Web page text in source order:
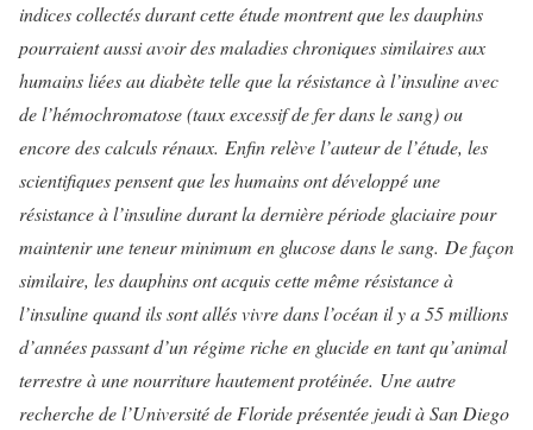
indices collectés durant cette étude montrent que les dauphins
pourraient aussi avoir des maladies chroniques similaires aux
humains liées au diabète telle que la résistance à l’insuline avec
de l’hémochromatose (taux excessif de fer dans le sang) ou
encore des calculs rénaux. Enfin relève l’auteur de l’étude, les
scientifiques pensent que les humains ont développé une
résistance à l’insuline durant la dernière période glaciaire pour
maintenir une teneur minimum en glucose dans le sang. De façon
similaire, les dauphins ont acquis cette même résistance à
l’insuline quand ils sont allés vivre dans l’océan il y a 55 millions
d’années passant d’un régime riche en glucide en tant qu’animal
terrestre à une nourriture hautement protéinée. Une autre
recherche de l’Université de Floride présentée jeudi à San Diego